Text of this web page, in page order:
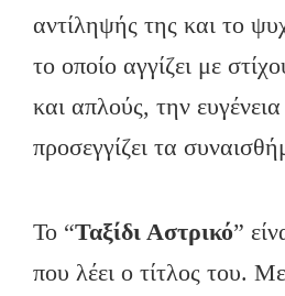
αντίληψής της και το
το οποίο αγγίζει με
και απλούς, την
προσεγγίζει τα
Το “Ταξίδι Αστρικό”
που λέει ο τίτλος του.